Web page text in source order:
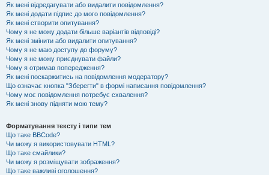
Як мені відредагувати або видалити повідомлення?
Як мені додати підпис до мого повідомлення?
Як мені створити опитування?
Чому я не можу додати більше варіантів відповіді?
Як мені змінити або видалити опитування?
Чому я не маю доступу до форуму?
Чому я не можу приєднувати файли?
Чому я отримав попередження?
Як мені поскаржитись на повідомлення модератору?
Що означає кнопка "Зберегти" в формі написання повідомлення?
Чому моє повідомлення потребує схвалення?
Як мені знову підняти мою тему?
Форматування тексту і типи тем
Що таке BBCode?
Чи можу я використовувати HTML?
Що таке смайлики?
Чи можу я розміщувати зображення?
Що таке важливі оголошення?